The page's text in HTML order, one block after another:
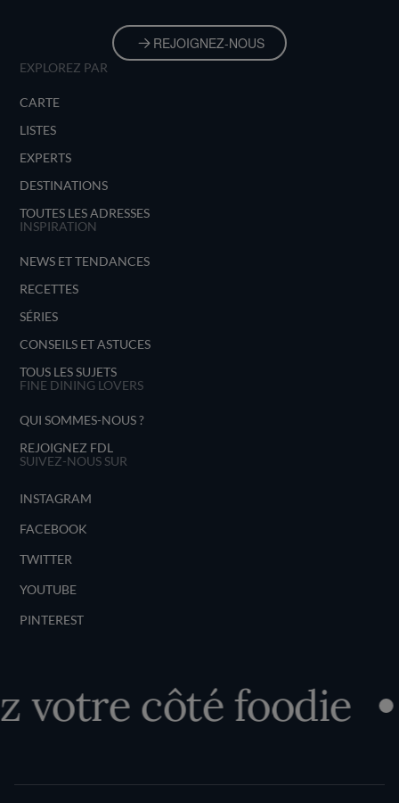
REJOIGNEZ-NOUS
EXPLOREZ PAR
CARTE
LISTES
EXPERTS
DESTINATIONS
TOUTES LES ADRESSES
INSPIRATION
NEWS ET TENDANCES
RECETTES
SÉRIES
CONSEILS ET ASTUCES
TOUS LES SUJETS
FINE DINING LOVERS
QUI SOMMES-NOUS ?
REJOIGNEZ FDL
SUIVEZ-NOUS SUR
INSTAGRAM
FACEBOOK
TWITTER
YOUTUBE
PINTEREST
votre côté foodie